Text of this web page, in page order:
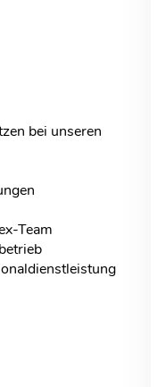
bei unseren
Team